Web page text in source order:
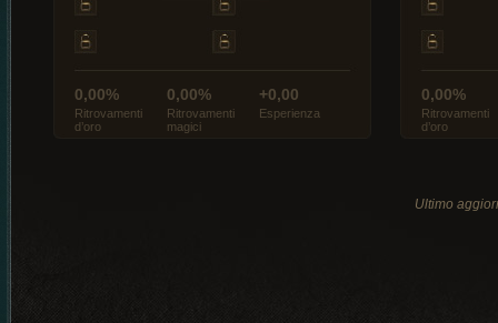
0,00%
Ritrovamenti
d’oro
0,00%
Ritrovamenti
magici
+0,00
Esperienza
0,00%
Ritrovamenti
d’oro
Ultimo